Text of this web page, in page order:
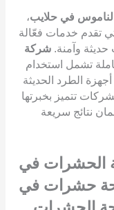
في حلايب،
تقدم خدمات فعّالة
وآمنة. شركة
تشمل استخدام
أجهزة الطرد الحديثة
تتميز بخبرتها
نتائج سريعة
الحشرات في
حشرات في